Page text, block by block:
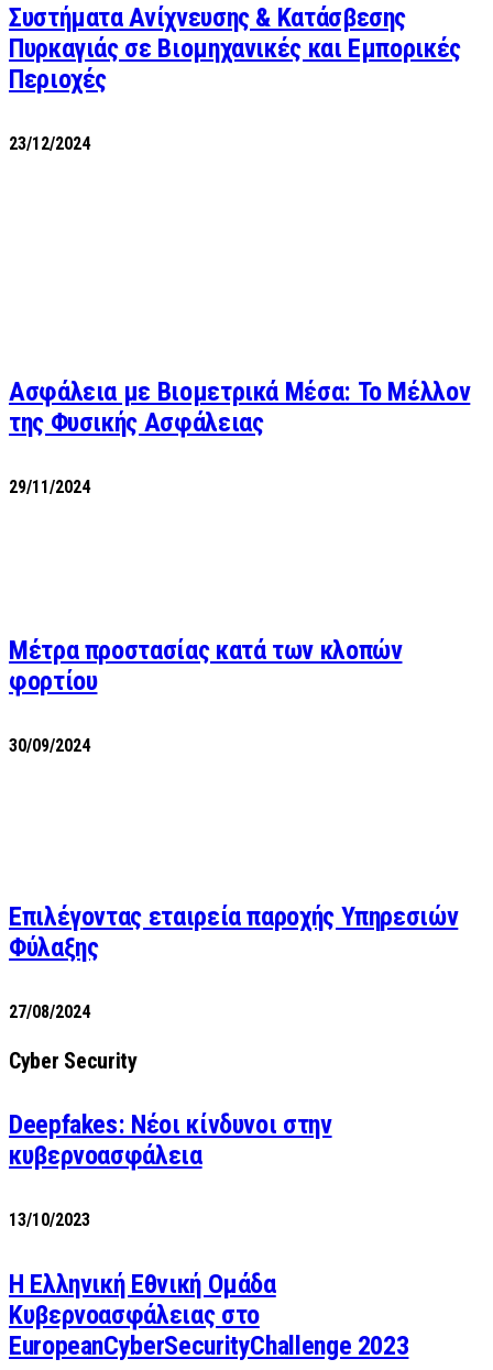
Συστήματα Ανίχνευσης & Κατάσβεσης
Πυρκαγιάς σε Βιομηχανικές και Εμπορικές
Περιοχές
23/12/2024
Ασφάλεια με Βιομετρικά Μέσα: Το Μέλλον
της Φυσικής Ασφάλειας
29/11/2024
Μέτρα προστασίας κατά των κλοπών
φορτίου
30/09/2024
Επιλέγοντας εταιρεία παροχής Υπηρεσιών
Φύλαξης
27/08/2024
Cyber Security
Deepfakes: Νέοι κίνδυνοι στην
κυβερνοασφάλεια
13/10/2023
Η Ελληνική Εθνική Ομάδα
Κυβερνοασφάλειας στο
EuropeanCyberSecurityChallenge 2023